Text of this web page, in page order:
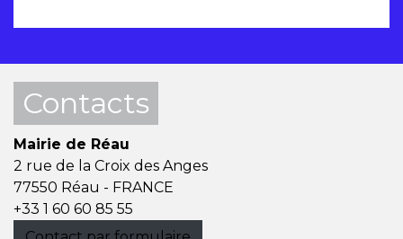
Contacts
Mairie de Réau
2 rue de la Croix des Anges
77550 Réau - FRANCE
+33 1 60 60 85 55